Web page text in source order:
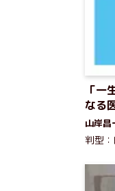
「一
なる
山岸昌
判型